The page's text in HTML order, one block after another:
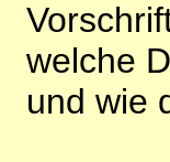
welche
und wie